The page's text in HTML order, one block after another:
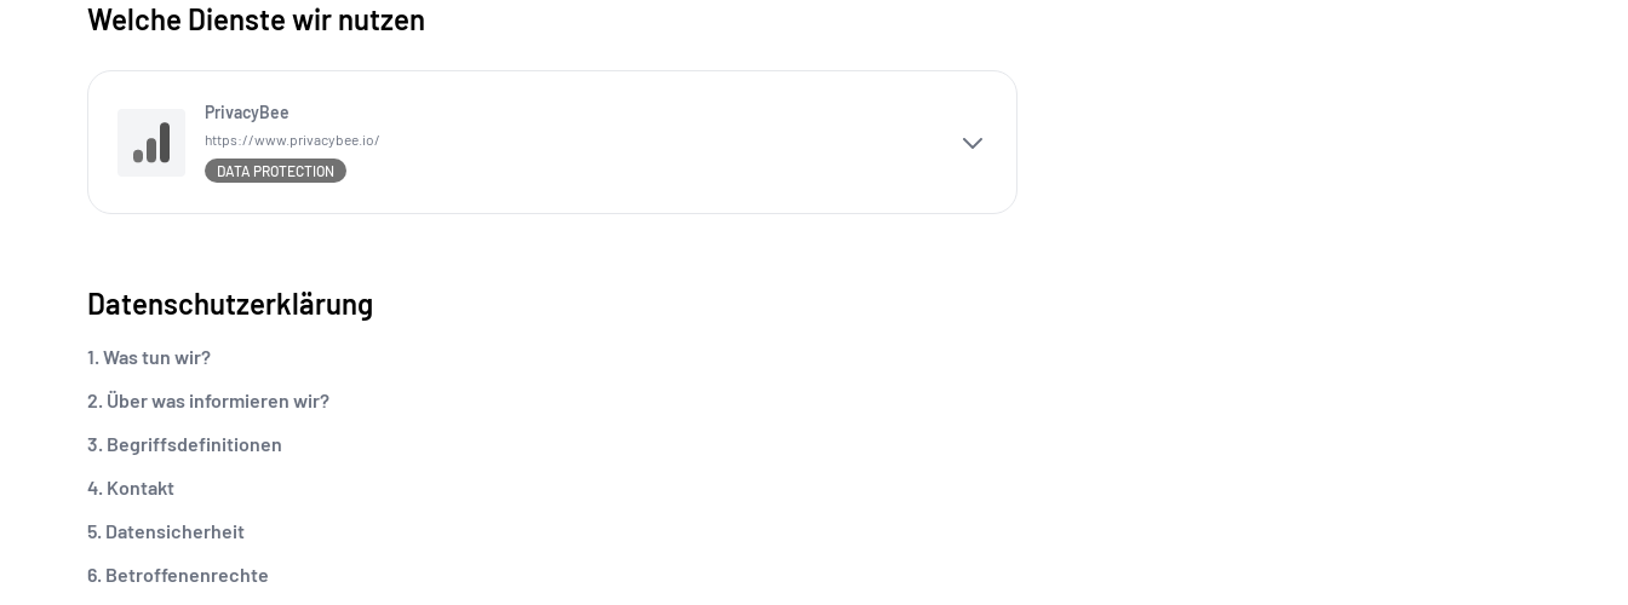
Welche Dienste wir nutzen
PrivacyBee
https://www.privacybee.io/
DATA PROTECTION
Datenschutzerklärung
1. Was tun wir?
2. Über was informieren wir?
3. Begriffsdefinitionen
4. Kontakt
5. Datensicherheit
6. Betroffenenrechte